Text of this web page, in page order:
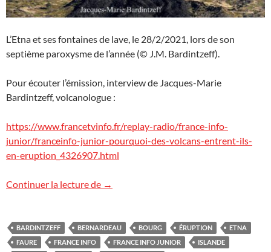
L’Etna et ses fontaines de lave, le 28/2/2021, lors de son
septième paroxysme de l’année (© J.M. Bardintzeff).
Pour écouter l’émission, interview de Jacques-Marie
Bardintzeff, volcanologue :
https://www.francetvinfo.fr/replay-radio/france-info-
junior/franceinfo-junior-pourquoi-des-volcans-entrent-ils-
en-eruption_4326907.html
Continuer la lecture de Les volcans sur France Info Junior
→
BARDINTZEFF BERNARDEAU BOURG ÉRUPTION
ETNA
FAURE
FRANCE INFO FRANCE INFO JUNIOR
ISLANDE